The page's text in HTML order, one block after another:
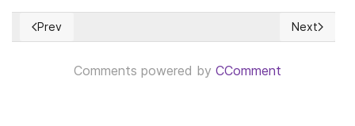
Previous article: ¡PATRIA, VIDA Y LIBERTAD!
Prev Next
Next
Comments powered by CComment